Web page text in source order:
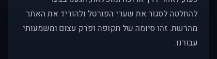
להחלטה לסגור את שערי הפורטל ולהוריד את האתר
מהרשת. זהו סיומה של תקופה ופרק עצום ומשמעותי
עבורנו.